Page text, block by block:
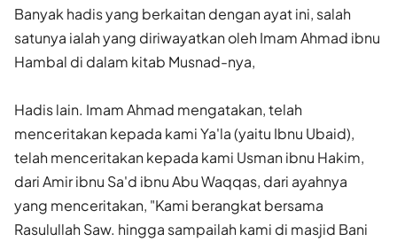
Banyak hadis yang berkaitan dengan ayat ini, salah
satunya ialah yang diriwayatkan oleh Imam Ahmad ibnu
Hambal di dalam kitab Musnad-nya,
Hadis lain. Imam Ahmad mengatakan, telah
menceritakan kepada kami Ya'la (yaitu Ibnu Ubaid),
telah menceritakan kepada kami Usman ibnu Hakim,
dari Amir ibnu Sa'd ibnu Abu Waqqas, dari ayahnya
yang menceritakan, "Kami berangkat bersama
Rasulullah Saw. hingga sampailah kami di masjid Bani